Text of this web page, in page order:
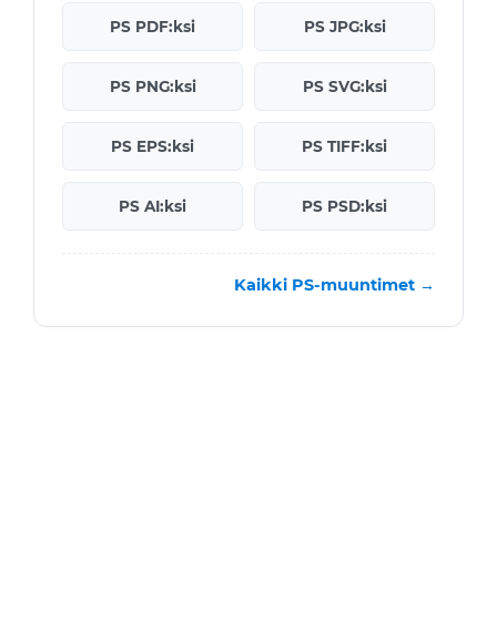
PS PDF:ksi PS JPG:ksi
PS PNG:ksi PS SVG:ksi
PS EPS:ksi PS TIFF:ksi
PS AI:ksi PS PSD:ksi
Kaikki PS-muuntimet →